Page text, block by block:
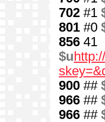
702 #1
801 #0
856 41
$u
900 ##
966 ##
966 ##